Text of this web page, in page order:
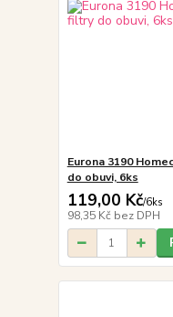
Eurona 3190
do obuvi, 6ks
119,00 Kč/6ks
98,35 Kč bez DPH